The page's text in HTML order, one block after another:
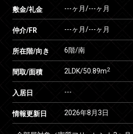
敷金/礼金 ---ヶ月/---ヶ月
仲介/FR ---ヶ月/---ヶ月
所在階/向き 6階/南
間取/面積 2LDK/50.89m2
入居日 ---
情報更新日 2026年8月3日